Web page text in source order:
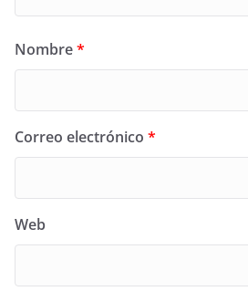
Nombre*
Correo electrónico *
Web